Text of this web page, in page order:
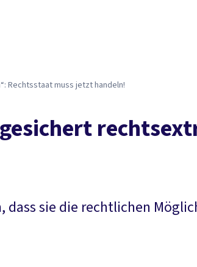
Rechtsstaat muss jetzt handeln!
sie die rechtlichen